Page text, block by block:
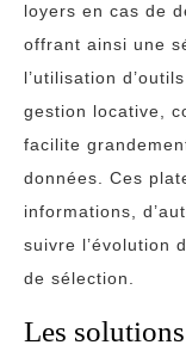
loyers en cas de
offrant ainsi une
l’utilisation
gestion locative,
facilite
données. Ces
informations,
suivre l’évolution
de sélection.
Les